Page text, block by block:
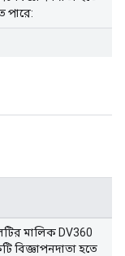
পারে:
মালিক DV360
বিজ্ঞাপনদাতা হতে